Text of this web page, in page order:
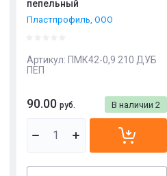
пепельный
Пластпрофиль, ООО
Артикул: ПМК42-0,9 210 ДУБ
ПЕП
В наличии 2
90.00 руб.